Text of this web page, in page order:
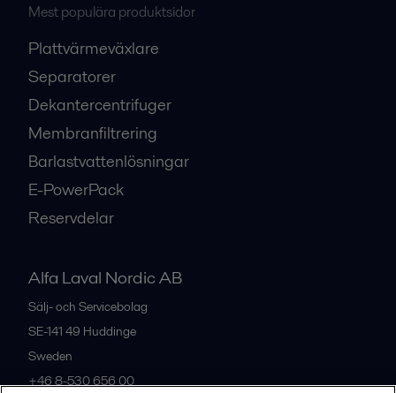
Mest populära produktsidor
Plattvärmeväxlare
Separatorer
Dekantercentrifuger
Membranfiltrering
Barlastvattenlösningar
E-PowerPack
Reservdelar
Alfa Laval Nordic AB
Sälj- och Servicebolag
SE-141 49 Huddinge
Sweden
+46 8-530 656 00